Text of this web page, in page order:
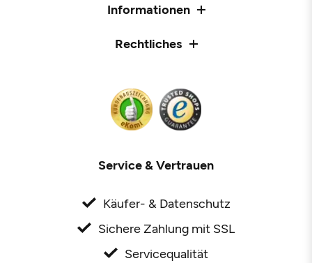
Informationen
Rechtliches
Service & Vertrauen
Käufer- & Datenschutz
Sichere Zahlung mit SSL
Servicequalität